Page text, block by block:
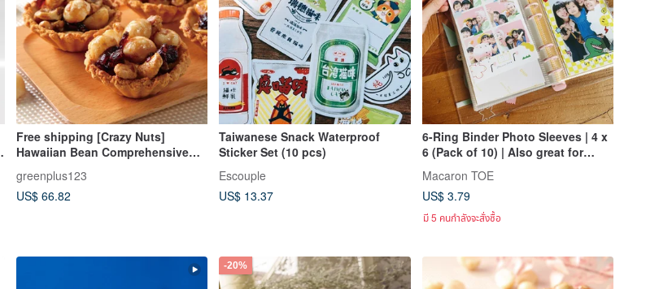
Free shipping [Crazy Nuts]
Hawaiian Bean Comprehensive
Nut Tower (10 pieces/box) x 3
boxes - gift box and bag set
greenplus123
US$ 66.82
Taiwanese Snack Waterproof
Sticker Set (10 pcs)
Escouple
US$ 13.37
6-Ring Binder Photo Sleeves | 4 x
6 (Pack of 10) | Also great for
postcards and stickers!
Macaron TOE
US$ 3.79
มี 5 คนกำลังจะสั่งซื้อ
-20%